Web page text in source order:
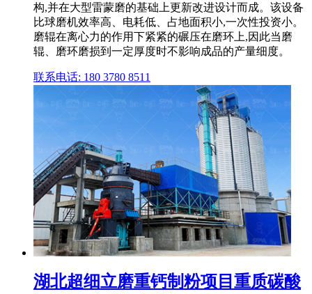
构,并在大型雷蒙磨的基础上更新改进设计而成。该设备
比球磨机效率高、电耗低、占地面积小,一次性投资小。
磨辊在离心力的作用下紧紧的碾压在磨环上,因此当磨
辊、磨环磨损到一定厚度时不影响成品的产量细度。
联系电话: 180 3780 8511
湖北超细立磨重钙制粉项目重质碳酸